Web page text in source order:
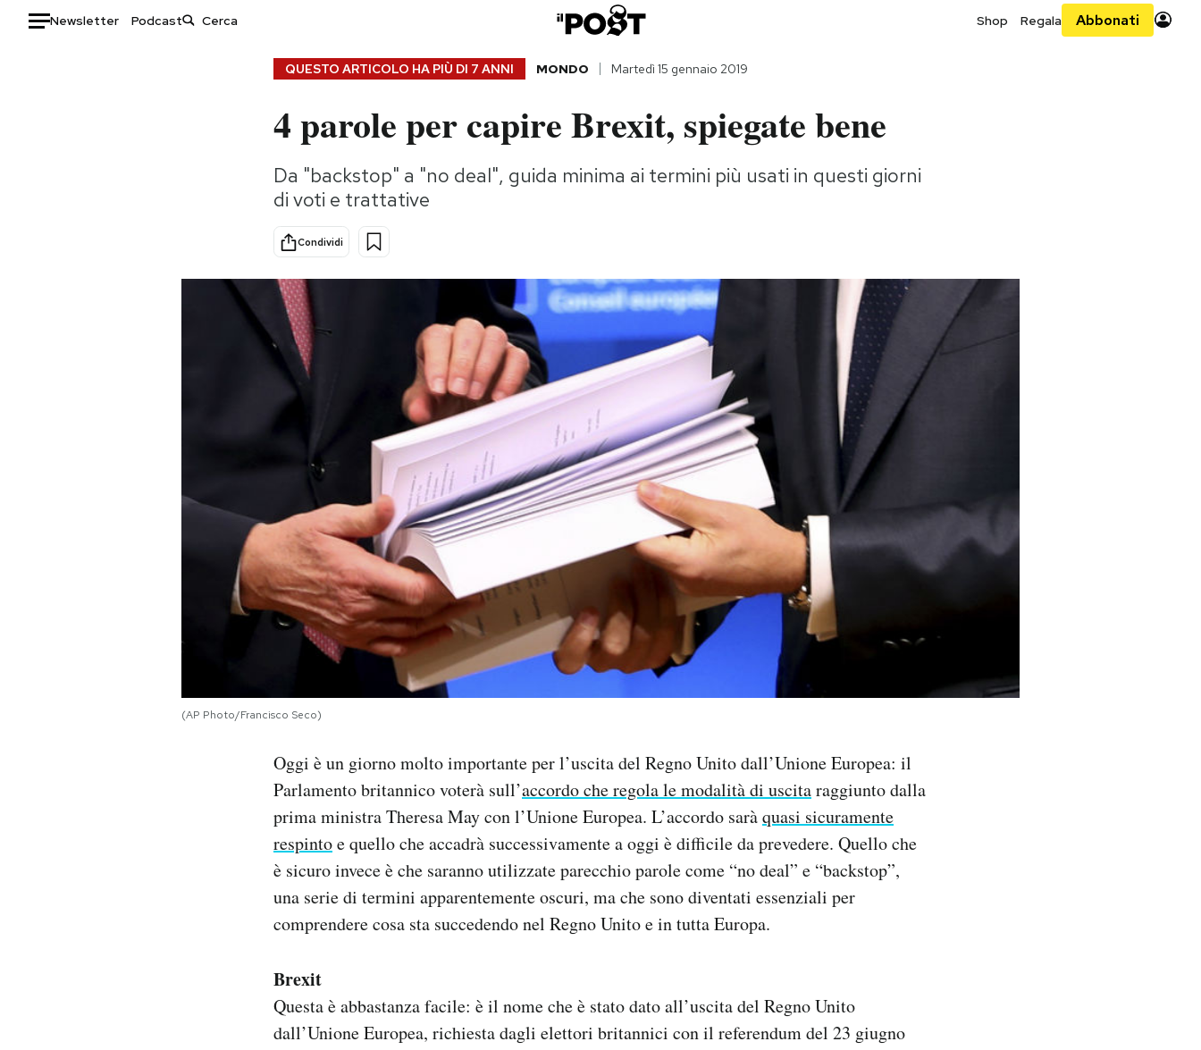
Newsletter Podcast Shop Regala Abbonati
Consumismi
Storie/Idee
Ok Boomer!
Media
Europa
Altrecose
Mondiali calcio 2026
QUESTO ARTICOLO HA PIÙ DI 7 ANNI MONDO Martedì 15 gennaio 2019
4 parole per capire Brexit, spiegate bene
Da "backstop" a "no deal", guida minima ai termini più usati in questi giorni
di voti e trattative
Condividi
(AP Photo/Francisco Seco)
Oggi è un giorno molto importante per l’uscita del Regno Unito dall’Unione Europea: il
Parlamento britannico voterà sull’accordo che regola le modalità di uscitaraggiunto dalla
prima ministra Theresa May con l’Unione Europea. L’accordo saràquasi sicuramente
respintoe quello che accadrà successivamente a oggi è difficile da prevedere. Quello che
è sicuro invece è che saranno utilizzate parecchio parole come “no deal” e “backstop”,
una serie di termini apparentemente oscuri, ma che sono diventati essenziali per
comprendere cosa sta succedendo nel Regno Unito e in tutta Europa.
Brexit
Questa è abbastanza facile: è il nome che è stato dato all’uscita del Regno Unito
dall’Unione Europea, richiesta dagli elettori britannici con il referendum del 23 giugno